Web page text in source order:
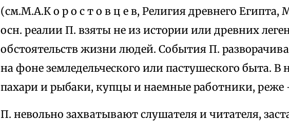
(см.М.А.К о р о с т о в ц е в, Религия древнего Египта,
осн. реалии П. взяты не из истории или древних
обстоятельств жизни людей. События П.
на фоне земледельческого или пастушеского быта.
пахари и рыбаки, купцы и наемные работники,
П. невольно захватывают слушателя и читателя,